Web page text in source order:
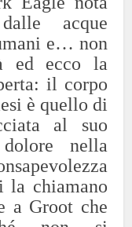
acque
e… non
ed ecco la
il corpo
è quello di
al suo
nella
la chiamano
a Groot che